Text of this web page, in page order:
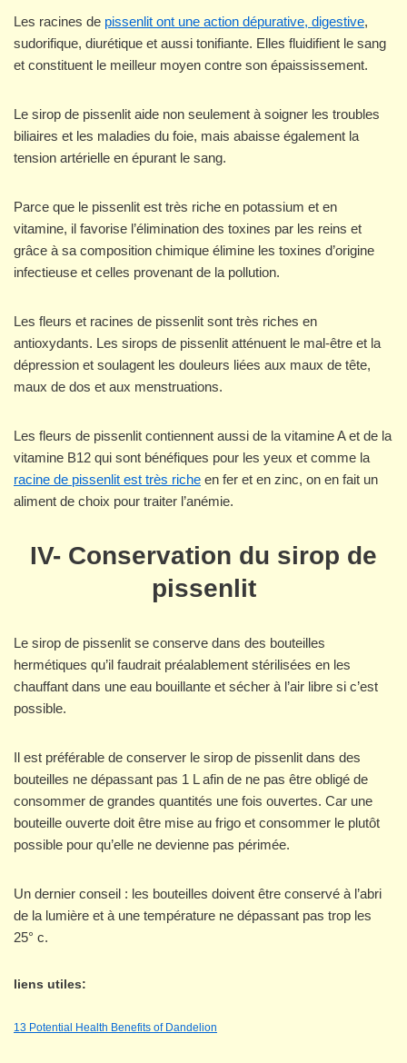
Les racines de pissenlit ont une action dépurative, digestive,
sudorifique, diurétique et aussi tonifiante. Elles fluidifient le sang
et constituent le meilleur moyen contre son épaississement.
Le sirop de pissenlit aide non seulement à soigner les troubles
biliaires et les maladies du foie, mais abaisse également la
tension artérielle en épurant le sang.
Parce que le pissenlit est très riche en potassium et en
vitamine, il favorise l’élimination des toxines par les reins et
grâce à sa composition chimique élimine les toxines d’origine
infectieuse et celles provenant de la pollution.
Les fleurs et racines de pissenlit sont très riches en
antioxydants. Les sirops de pissenlit atténuent le mal-être et la
dépression et soulagent les douleurs liées aux maux de tête,
maux de dos et aux menstruations.
Les fleurs de pissenlit contiennent aussi de la vitamine A et de la
vitamine B12 qui sont bénéfiques pour les yeux et comme la
racine de pissenlit est très riche en fer et en zinc, on en fait un
aliment de choix pour traiter l’anémie.
IV- Conservation du sirop de
pissenlit
Le sirop de pissenlit se conserve dans des bouteilles
hermétiques qu’il faudrait préalablement stérilisées en les
chauffant dans une eau bouillante et sécher à l’air libre si c’est
possible.
Il est préférable de conserver le sirop de pissenlit dans des
bouteilles ne dépassant pas 1 L afin de ne pas être obligé de
consommer de grandes quantités une fois ouvertes. Car une
bouteille ouverte doit être mise au frigo et consommer le plutôt
possible pour qu’elle ne devienne pas périmée.
Un dernier conseil : les bouteilles doivent être conservé à l’abri
de la lumière et à une température ne dépassant pas trop les
25° c.
liens utiles:
13 Potential Health Benefits of Dandelion